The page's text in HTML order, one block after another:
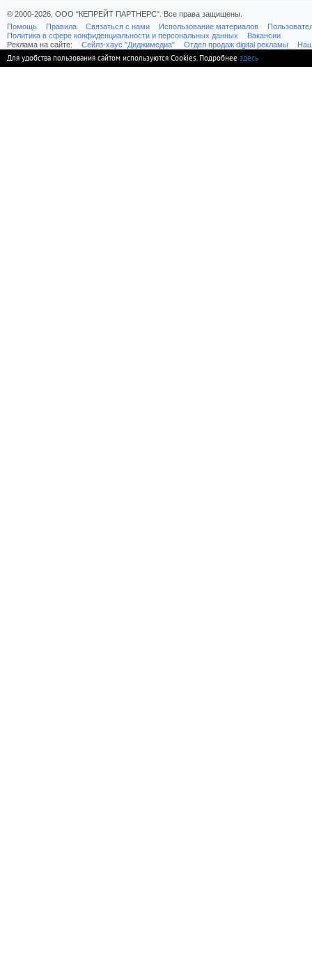
© 2000-2026, ООО "КЕПРЕЙТ ПАРТНЕРС". Все права защищены.
Помощь
Правила Связаться с нами Использование материалов
Политика в сфере конфиденциальности и персональных данных
Вакансии
Реклама на сайте:
Cейлз-хаус "Диджимедиа" Отдел продаж digital рекламы
Для удобства пользования сайтом используются Cookies. Подробнее здесь